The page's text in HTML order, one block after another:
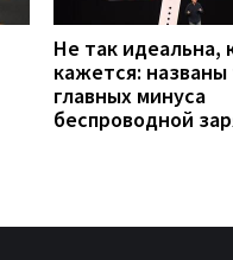
Не так идеальна,
кажется: названы
главных минуса
беспроводной